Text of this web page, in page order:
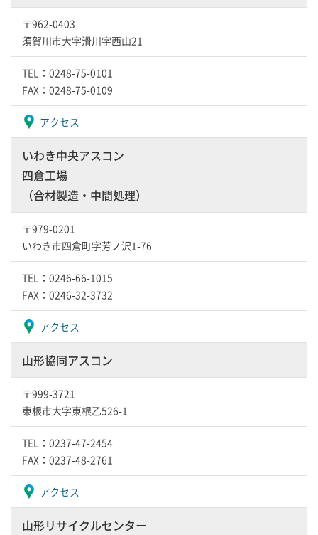
〒962-0403
須賀川市大字滑川字西山21
TEL：0248-75-0101
FAX：0248-75-0109
アクセス
いわき中央アスコン
四倉工場
（合材製造・中間処理）
〒979-0201
いわき市四倉町字芳ノ沢1-76
TEL：0246-66-1015
FAX：0246-32-3732
アクセス
山形協同アスコン
〒999-3721
東根市大字東根乙526-1
TEL：0237-47-2454
FAX：0237-48-2761
アクセス
山形リサイクルセンター